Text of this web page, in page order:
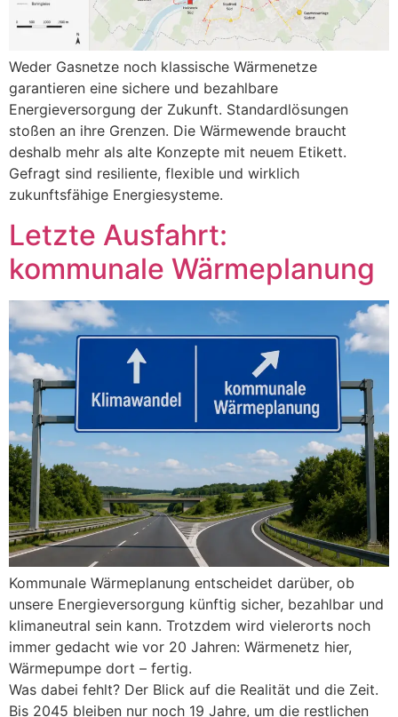
Weder Gasnetze noch klassische Wärmenetze
garantieren eine sichere und bezahlbare
Energieversorgung der Zukunft. Standardlösungen
stoßen an ihre Grenzen. Die Wärmewende braucht
deshalb mehr als alte Konzepte mit neuem Etikett.
Gefragt sind resiliente, flexible und wirklich
zukunftsfähige Energiesysteme.
Letzte Ausfahrt:
kommunale Wärmeplanung
Kommunale Wärmeplanung entscheidet darüber, ob
unsere Energieversorgung künftig sicher, bezahlbar und
klimaneutral sein kann. Trotzdem wird vielerorts noch
immer gedacht wie vor 20 Jahren: Wärmenetz hier,
Wärmepumpe dort – fertig.
Was dabei fehlt? Der Blick auf die Realität und die Zeit.
Bis 2045 bleiben nur noch 19 Jahre, um die restlichen